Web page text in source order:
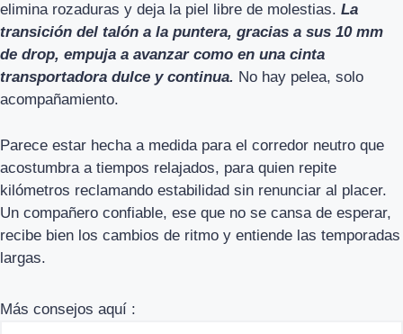
elimina rozaduras y deja la piel libre de molestias. La
transición del talón a la puntera, gracias a sus 10 mm
de drop, empuja a avanzar como en una cinta
transportadora dulce y continua. No hay pelea, solo
acompañamiento.
Parece estar hecha a medida para el corredor neutro que
acostumbra a tiempos relajados, para quien repite
kilómetros reclamando estabilidad sin renunciar al placer.
Un compañero confiable, ese que no se cansa de esperar,
recibe bien los cambios de ritmo y entiende las temporadas
largas.
Más consejos aquí :